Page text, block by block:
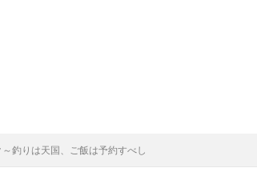
釣りは天国、ご飯は予約すべし